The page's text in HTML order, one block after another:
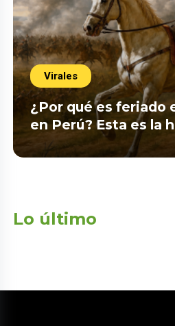
Virales
¿Por qué es feriado
en Perú? Esta es la
Lo último